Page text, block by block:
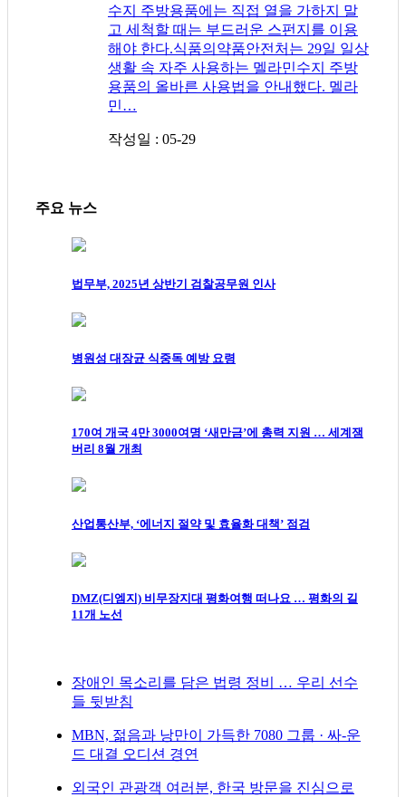
수지 주방용품에는 직접 열을 가하지 말
고 세척할 때는 부드러운 스펀지를 이용
해야 한다.식품의약품안전처는 29일 일상
생활 속 자주 사용하는 멜라민수지 주방
용품의 올바른 사용법을 안내했다. 멜라
민…
작성일 : 05-29
주요 뉴스
법무부, 2025년 상반기 검찰공무원 인사
병원성 대장균 식중독 예방 요령
170여 개국 4만 3000여명 ‘새만금’에 총력 지원 … 세계잼
버리 8월 개최
산업통산부, ‘에너지 절약 및 효율화 대책’ 점검
DMZ(디엠지) 비무장지대 평화여행 떠나요 … 평화의 길
11개 노선
장애인 목소리를 담은 법령 정비 … 우리 선수
들 뒷받침
MBN, 젊음과 낭만이 가득한 7080 그룹 · 싸-운
드 대결 오디션 경연
외국인 관광객 여러분, 한국 방문을 진심으로